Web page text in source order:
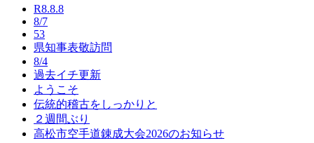
R8.8.8
8/7
53
県知事表敬訪問
8/4
過去イチ更新
ようこそ
伝統的稽古をしっかりと
２週間ぶり
高松市空手道錬成大会2026のお知らせ